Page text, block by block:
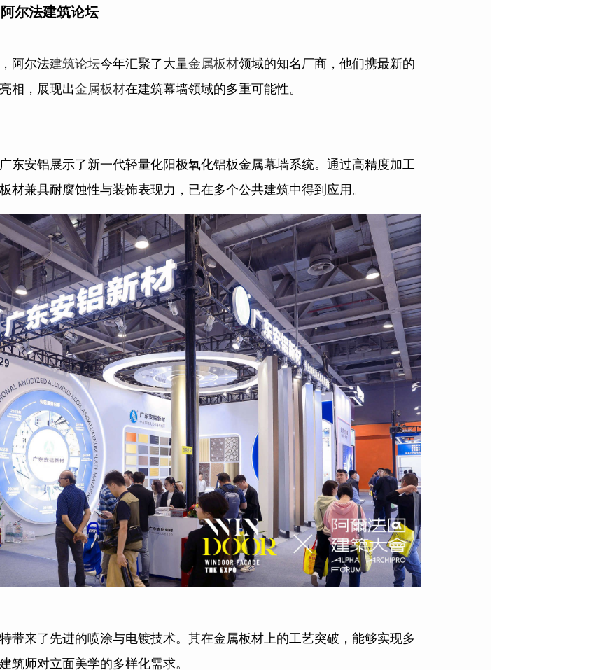
尔法建筑论坛
阿尔法建筑论坛今年汇聚了大量金属板材领域的知名厂商，他们携最新的
相，展现出金属板材在建筑幕墙领域的多重可能性。
东安铝展示了新一代轻量化阳极氧化铝板金属幕墙系统。通过高精度加工
材兼具耐腐蚀性与装饰表现力，已在多个公共建筑中得到应用。
带来了先进的喷涂与电镀技术。其在金属板材上的工艺突破，能够实现多
筑师对立面美学的多样化需求。